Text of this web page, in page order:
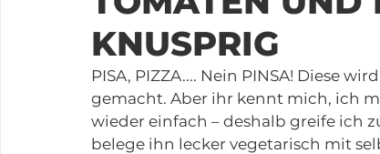
SCHNELLES FÜR GÄSTE DIP PIZZA
KÜCHE & CO.
KNUSPRIG
PISA, PIZZA.... Nein PINSA! Diese
gemacht. Aber ihr kennt mich, ich
wieder einfach – deshalb greife ich
belege ihn lecker vegetarisch mit